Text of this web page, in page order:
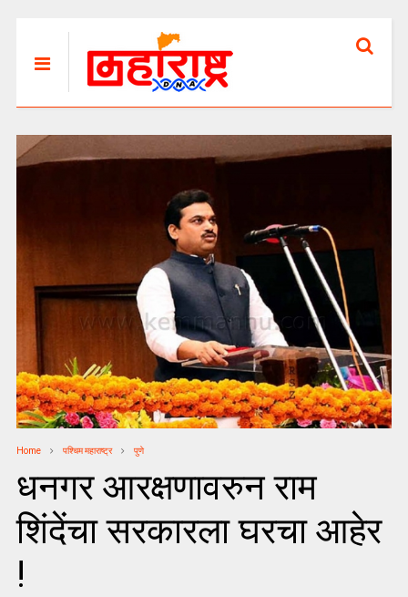
Home पश्चिम महाराष्ट्र पुणे
धनगर आरक्षणावरुन राम
शिंदेंचा सरकारला घरचा आहेर
!